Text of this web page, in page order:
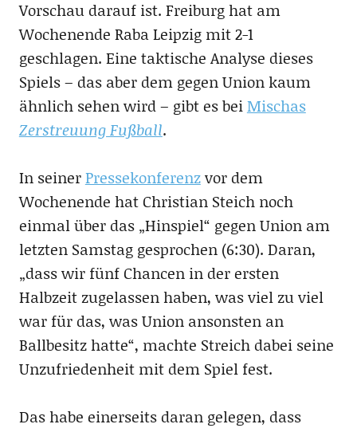
Vorschau darauf ist. Freiburg hat am
Wochenende Raba Leipzig mit 2-1
geschlagen. Eine taktische Analyse dieses
Spiels – das aber dem gegen Union kaum
ähnlich sehen wird – gibt es beiMischas
Zerstreuung Fußball.
In seinerPressekonferenzvor dem
Wochenende hat Christian Steich noch
einmal über das „Hinspiel“ gegen Union am
letzten Samstag gesprochen (6:30). Daran,
„dass wir fünf Chancen in der ersten
Halbzeit zugelassen haben, was viel zu viel
war für das, was Union ansonsten an
Ballbesitz hatte“, machte Streich dabei seine
Unzufriedenheit mit dem Spiel fest.
Das habe einerseits daran gelegen, dass